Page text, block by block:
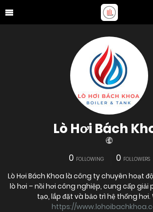
Lò Hơi Bách
0 FOLLOWING 0 FOLLOWERS
Lò Hơi Bách Khoa là công ty chuyên hoạt
lò hơi – nồi hơi công nghiệp, cung cấp giải
tạo, lắp đặt và bảo trì hệ thống hơi.
https://